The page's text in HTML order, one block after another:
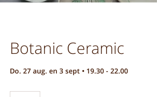
Botanic Ceramic
Do. 27 aug. en 3 sept • 19.30 - 22.00